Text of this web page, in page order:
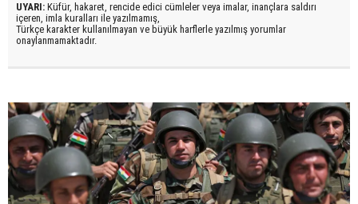
UYARI: Küfür, hakaret, rencide edici cümleler veya imalar, inançlara saldırı
içeren, imla kuralları ile yazılmamış,
Türkçe karakter kullanılmayan ve büyük harflerle yazılmış yorumlar
onaylanmamaktadır.